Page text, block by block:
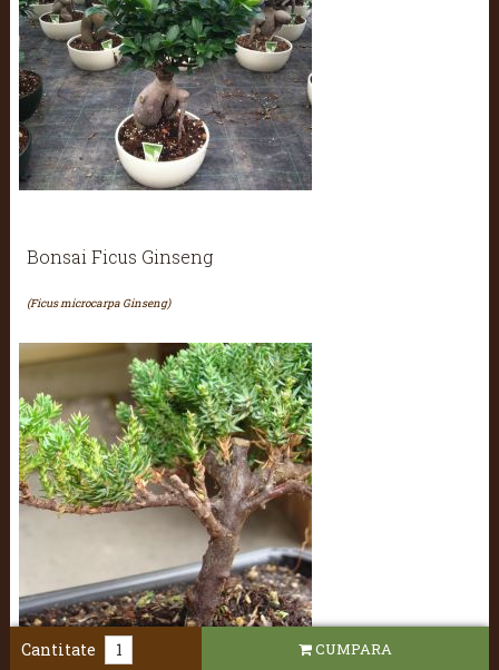
Bonsai Ficus Ginseng
(Ficus microcarpa Ginseng)
Cantitate CUMPARA